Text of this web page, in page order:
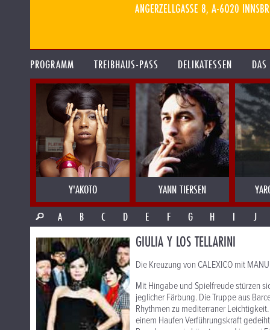
PROGRAMM TREIBHAUS-PASS DELIKATESSEN
Y'AKOTO YANN TIERSEN
A
B C D E F G H I J
GIULIA Y LOS TELLARINI
Die Kreuzung von CALEXICO mit
Mit Hingabe und Spielfreude stürzen
jeglicher Färbung. Die Truppe aus
Rhythmen zu mediterraner
einem Haufen Verführungskraft